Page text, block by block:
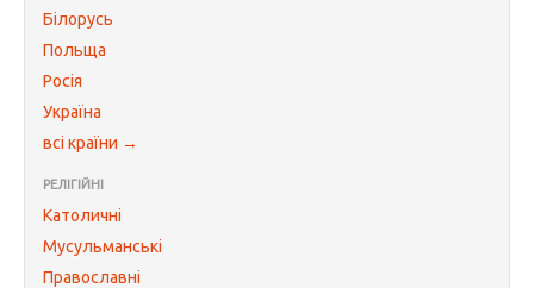
Білорусь
Польща
Росія
Україна
всі країни →
РЕЛІГІЙНІ
Католичні
Мусульманські
Православні